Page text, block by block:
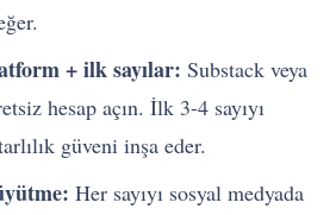
+ ilk sayılar: Substack veya
hesap açın. İlk 3-4 sayıyı
güveni inşa eder.
Her sayıyı sosyal medyada